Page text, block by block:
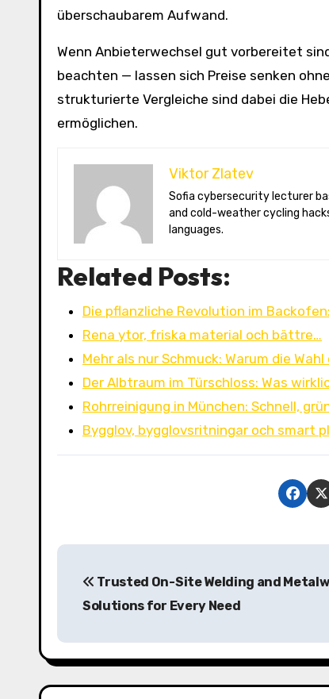
überschaubarem Aufwand.
Wenn Anbieterwechsel gut vorbereitet
beachten — lassen sich Preise senken
strukturierte Vergleiche sind dabei die
ermöglichen.
Viktor Zlatev
Sofia cybersecurity lecturer based in Montréal. Viktor decodes ransomware trends, Balkan folklore monsters,
and cold-weather cycling
languages.
Related Posts:
Die pflanzliche Revolution im
Rena ytor, friska material och bättre…
Mehr als nur Schmuck: Warum die
Der Albtraum im Türschloss: Was
Rohrreinigung in München: Schnell,
Bygglov, bygglovsritningar och smart
P
t
n
Trusted On-Site Welding and
Solutions for Every Need